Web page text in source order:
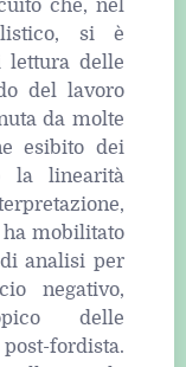
che, nel
si è
lettura delle
del lavoro
da molte
esibito dei
la linearità
mobilitato
analisi per
negativo,
delle
fordista.